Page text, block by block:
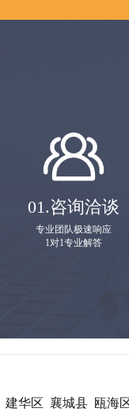
01.咨询洽谈
专业团队极速响应
1对1专业解答
建华区 襄城县 瓯海